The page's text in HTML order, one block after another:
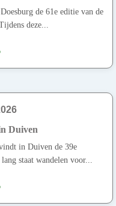
de 61e editie van de
deze...
Duiven
in Duiven de 39e
staat wandelen voor...